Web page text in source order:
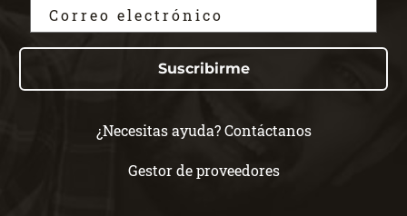
Suscribirme
¿Necesitas ayuda? Contáctanos
Gestor de proveedores